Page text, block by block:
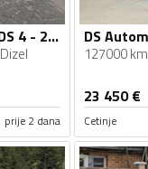
DS Automobiles - DS 4 - 2.0 HDI
Dizel
prije 2 dana
127000 km
23 450€
Cetinje